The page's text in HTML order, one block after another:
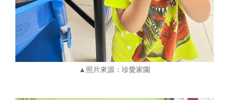
▲照片來源：珍愛家園